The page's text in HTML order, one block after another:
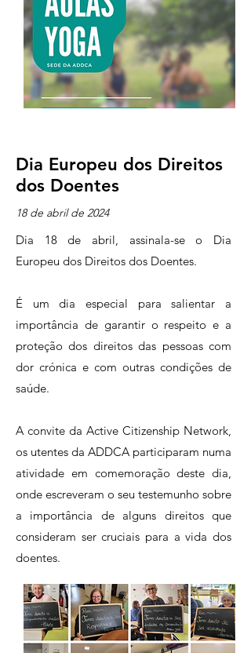
Dia Europeu dos Direitos
dos Doentes
18 de abril de 2024
Dia 18 de abril, assinala-se o Dia
Europeu dos Direitos dos Doentes.
É um dia especial para salientar a
importância de garantir o respeito e a
proteção dos direitos das pessoas com
dor crónica e com outras condições de
saúde.
A convite da Active Citizenship Network,
os utentes da ADDCA participaram numa
atividade em comemoração deste dia,
onde escreveram o seu testemunho sobre
a importância de alguns direitos que
consideram ser cruciais para a vida dos
doentes.